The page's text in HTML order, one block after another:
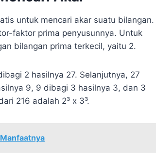
untuk mencari akar suatu bilangan.
faktor prima penyusunnya. Untuk
bilangan prima terkecil, yaitu 2.
2 hasilnya 27. Selanjutnya, 27
9, 9 dibagi 3 hasilnya 3, dan 3
216 adalah 2³ x 3³.